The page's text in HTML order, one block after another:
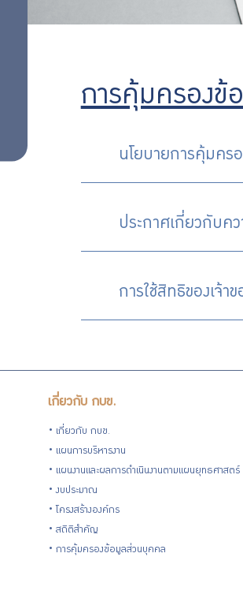
การคุ้มครองข้
นโยบายการคุ้มคร
ประกาศเกี่ยวกับค
การใช้สิทธิของเจ้า
เกี่ยวกับ กบข.
เกี่ยวกับ กบข.
แผนการบริหารงาน
แผนงานและผลการดำเนินงานตามแผนยุทธศาสตร์
งบประมาณ
โครงสร้างองค์กร
สถิติสำคัญ
การคุ้มครองข้อมูลส่วนบุคคล